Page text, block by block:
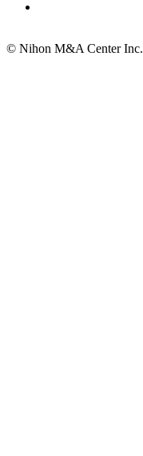
© Nihon M&A Center Inc.